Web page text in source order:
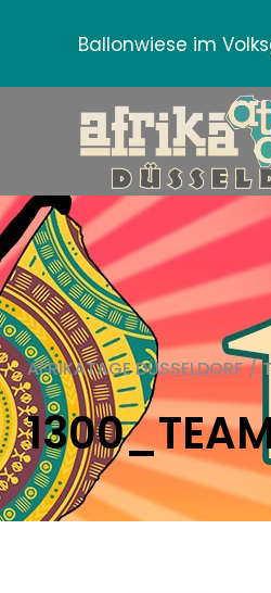
Ballonwiese im
AFRIKATAGE DÜSSELDORF /